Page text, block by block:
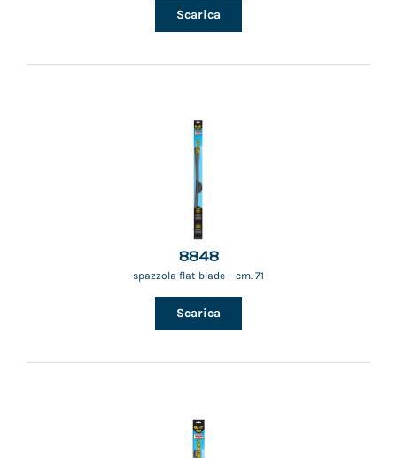
Scarica
8848
spazzola flat blade – cm. 71
Scarica